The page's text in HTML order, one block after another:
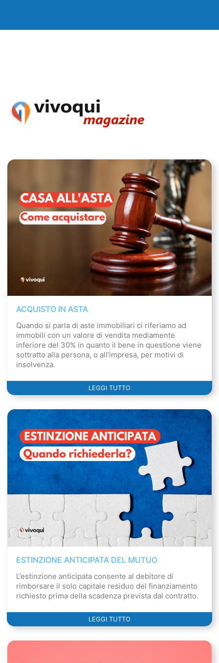
ACQUISTO IN ASTA
Quando si parla di aste immobiliari ci riferiamo ad
immobili con un valore di vendita mediamente
inferiore del 30% in quanto il bene in questione viene
sottratto alla persona, o all’impresa, per motivi di
insolvenza.
LEGGI TUTTO
ESTINZIONE ANTICIPATA DEL MUTUO
L’estinzione anticipata consente al debitore di
rimborsare il solo capitale residuo del finanziamento
richiesto prima della scadenza prevista dal contratto.
LEGGI TUTTO